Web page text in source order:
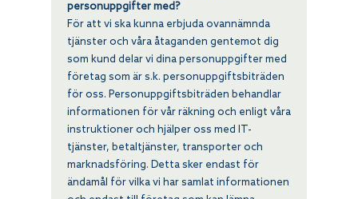
personuppgifter med?
För att vi ska kunna erbjuda ovannämnda
tjänster och våra åtaganden gentemot dig
som kund delar vi dina personuppgifter med
företag som är s.k. personuppgiftsbiträden
för oss. Personuppgiftsbiträden behandlar
informationen för vår räkning och enligt våra
instruktioner och hjälper oss med IT-
tjänster, betaltjänster, transporter och
marknadsföring. Detta sker endast för
ändamål för vilka vi har samlat informationen